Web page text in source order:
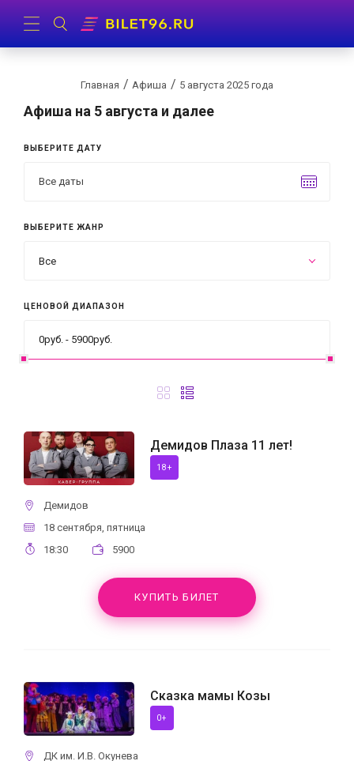
Главная Афиша 5 августа 2025 года
Афиша на 5 августа и далее
ВЫБЕРИТЕ ДАТУ
ВЫБЕРИТЕ ЖАНР
Все
ЦЕНОВОЙ ДИАПАЗОН
Демидов Плаза 11 лет!
18+
Демидов
18 сентября, пятница
18:30
5900
КУПИТЬ БИЛЕТ
Сказка мамы Козы
0+
ДК им. И.В. Окунева